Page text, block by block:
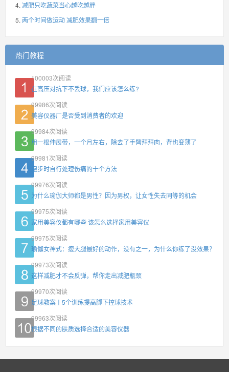
减肥只吃蔬菜当心越吃越胖
两个时间做运动 减肥效果翻一倍
热门教程
100003次阅读
在高压对抗下不丢球，我们应该怎么练?
99986次阅读
美容仪器厂是否受到消费者的欢迎
99984次阅读
用一根伸展带，一个月左右，除去了手臂拜拜肉，背也变薄了
99981 次阅读
跑步时自行处理伤痛的十个方法
99976次阅读
为什么瑜伽大师都是男性？因为男权，让女性失去同等的机会
99975次阅读
家用美容仪都有哪些 该怎么选择家用美容仪
99975次阅读
瑜伽女神式：瘦大腿最好的动作，没有之一，为什么你练了没效果？
99973次阅读
这样减肥才不会反弹，帮你走出减肥瓶颈
99970次阅读
足球教案丨5个训练提高脚下控球技术
99963次阅读
根据不同的肤质选择合适的美容仪器